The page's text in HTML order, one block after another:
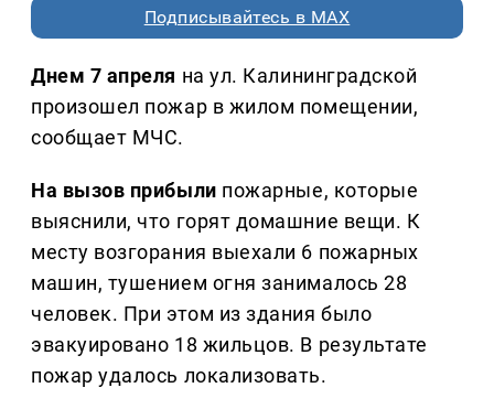
Подписывайтесь в MAX
Днем 7 апреля на ул. Калининградской
произошел пожар в жилом помещении,
сообщает МЧС.
На вызов прибыли пожарные, которые
выяснили, что горят домашние вещи. К
месту возгорания выехали 6 пожарных
машин, тушением огня занималось 28
человек. При этом из здания было
эвакуировано 18 жильцов. В результате
пожар удалось локализовать.